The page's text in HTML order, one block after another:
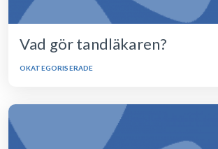
Vad gör tandläkaren?
OKATEGORISERADE